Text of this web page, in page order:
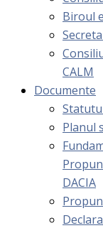
Biroul
CALM
Documente
Planul
DACIA